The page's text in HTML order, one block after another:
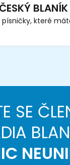
BLANÍK
písničky, které
SE